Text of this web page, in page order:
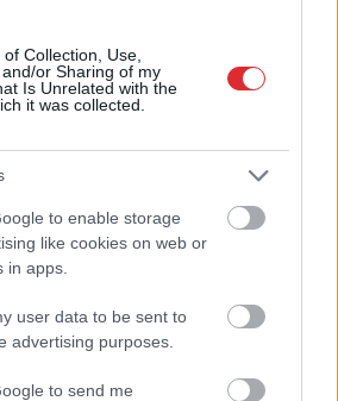
Collection, Use,
or Sharing of my
Is Unrelated with the
it was collected.
to enable storage
like cookies on web or
in apps.
user data to be sent to
advertising purposes.
to send me
pie
māmiņas ierosinājuma
Ādažos plāno vairākas
piedzimšanas pabalstu
Ziņot